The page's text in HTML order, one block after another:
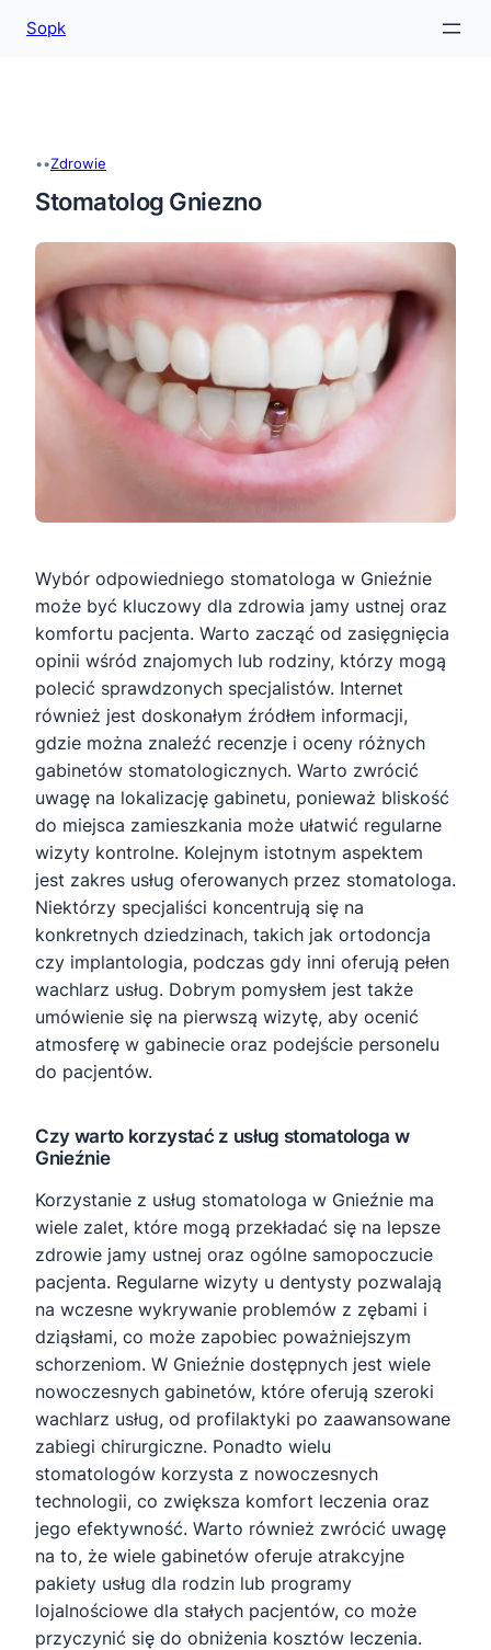
treści
Sopk
••Zdrowie
Stomatolog Gniezno
Wybór odpowiedniego stomatologa w Gnieźnie
może być kluczowy dla zdrowia jamy ustnej oraz
komfortu pacjenta. Warto zacząć od zasięgnięcia
opinii wśród znajomych lub rodziny, którzy mogą
polecić sprawdzonych specjalistów. Internet
również jest doskonałym źródłem informacji,
gdzie można znaleźć recenzje i oceny różnych
gabinetów stomatologicznych. Warto zwrócić
uwagę na lokalizację gabinetu, ponieważ bliskość
do miejsca zamieszkania może ułatwić regularne
wizyty kontrolne. Kolejnym istotnym aspektem
jest zakres usług oferowanych przez stomatologa.
Niektórzy specjaliści koncentrują się na
konkretnych dziedzinach, takich jak ortodoncja
czy implantologia, podczas gdy inni oferują pełen
wachlarz usług. Dobrym pomysłem jest także
umówienie się na pierwszą wizytę, aby ocenić
atmosferę w gabinecie oraz podejście personelu
do pacjentów.
Czy warto korzystać z usług stomatologa w
Gnieźnie
Korzystanie z usług stomatologa w Gnieźnie ma
wiele zalet, które mogą przekładać się na lepsze
zdrowie jamy ustnej oraz ogólne samopoczucie
pacjenta. Regularne wizyty u dentysty pozwalają
na wczesne wykrywanie problemów z zębami i
dziąsłami, co może zapobiec poważniejszym
schorzeniom. W Gnieźnie dostępnych jest wiele
nowoczesnych gabinetów, które oferują szeroki
wachlarz usług, od profilaktyki po zaawansowane
zabiegi chirurgiczne. Ponadto wielu
stomatologów korzysta z nowoczesnych
technologii, co zwiększa komfort leczenia oraz
jego efektywność. Warto również zwrócić uwagę
na to, że wiele gabinetów oferuje atrakcyjne
pakiety usług dla rodzin lub programy
lojalnościowe dla stałych pacjentów, co może
przyczynić się do obniżenia kosztów leczenia.